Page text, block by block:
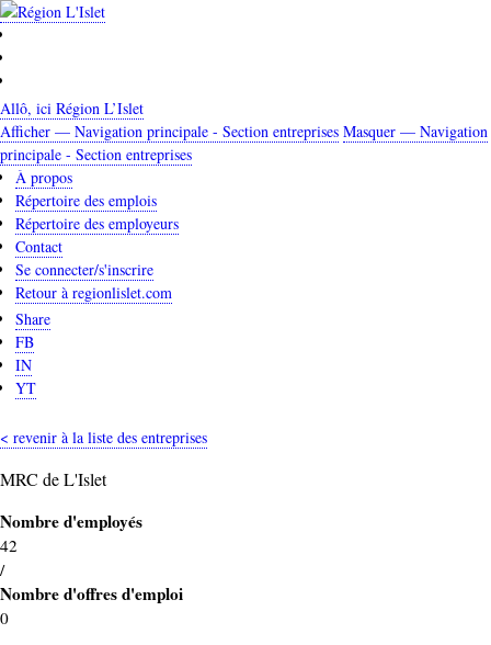
Aller
au
contenu
principal
Allô, ici Région L’Islet
Navigation
principale
-
Section
entreprises
Afficher — Navigation principale - Section entreprises Masquer — Navigation
principale - Section entreprises
À propos
Répertoire des emplois
Répertoire des employeurs
Contact
Se connecter/s'inscrire
Retour à regionlislet.com
Share
FB
IN
YT
< revenir à la liste des entreprises
MRC de L'Islet
Nombre d'employés
42
/
Nombre d'offres d'emploi
0